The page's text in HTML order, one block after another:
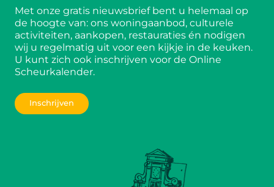
Met onze gratis nieuwsbrief bent u helemaal op
de hoogte van: ons woningaanbod, culturele
activiteiten, aankopen, restauraties én nodigen
wij u regelmatig uit voor een kijkje in de keuken.
U kunt zich ook inschrijven voor de Online
Scheurkalender.
Inschrijven